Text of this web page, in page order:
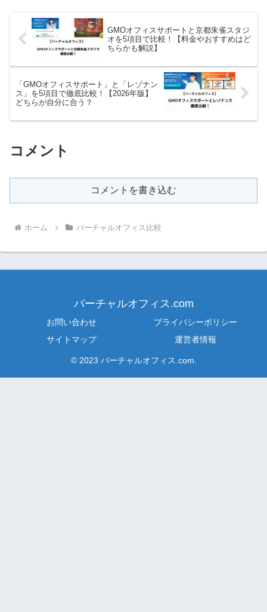
GMOオフィスサポートと京都朱雀スタジ
オを5項目で比較！【料金やおすすめはど
ちらかも解説】
「GMOオフィスサポート」と「レゾナン
ス」を5項目で徹底比較！【2026年版】
どちらが自分に合う？
コメント
コメントを書き込む
ホーム バーチャルオフィス比較
バーチャルオフィス.com
お問い合わせ
プライバシーポリシー
サイトマップ
運営者情報
© 2023 バーチャルオフィス.com.